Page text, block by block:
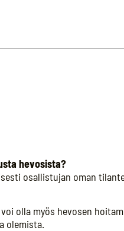
hevosista?
osallistujan oman
olla myös hevosen
olemista.